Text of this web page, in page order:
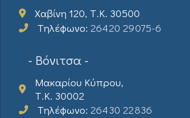
Χαβίνη 120, Τ.Κ. 30500
Τηλέφωνο: 26420 29075-6
- Βόνιτσα -
Μακαρίου Κύπρου,
Τ.Κ. 30002
Τηλέφωνο: 26430 22836